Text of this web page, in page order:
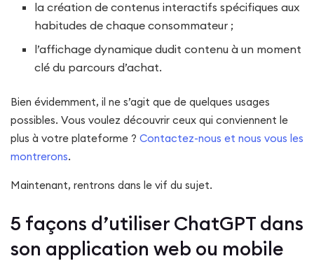
la création de contenus interactifs spécifiques aux
habitudes de chaque consommateur ;
l’affichage dynamique dudit contenu à un moment
clé du parcours d’achat.
Bien évidemment, il ne s’agit que de quelques usages
possibles. Vous voulez découvrir ceux qui conviennent le
plus à votre plateforme ? Contactez-nous et nous vous les
montrerons.
Maintenant, rentrons dans le vif du sujet.
5 façons d’utiliser ChatGPT dans
son application web ou mobile